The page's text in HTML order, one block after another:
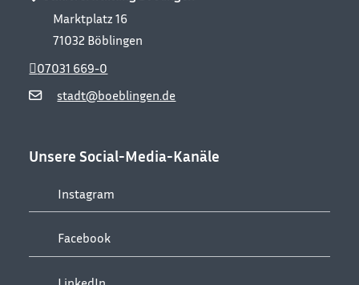
Marktplatz 16
71032 Böblingen
stadt@boeblingen.de
07031 669-0
Unsere Social-Media-Kanäle
Instagram
Facebook